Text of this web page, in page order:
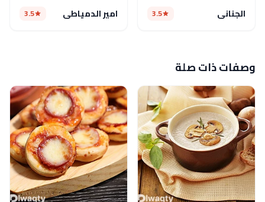
الجناني 3.5 امير الدمياطي 3.5
وصفات ذات صلة